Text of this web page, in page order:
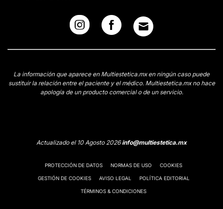
La información que aparece en Multiestetica.mx en ningún caso puede
sustituir la relación entre el paciente y el médico. Multiestetica.mx no hace
apología de un producto comercial o de un servicio.
Actualizado el 10 Agosto 2026info@multiestetica.mx
PROTECCIÓN DE DATOS NORMAS DE USO COOKIES
GESTIÓN DE COOKIES AVISO LEGAL POLÍTICA EDITORIAL
TÉRMINOS & CONDICIONES